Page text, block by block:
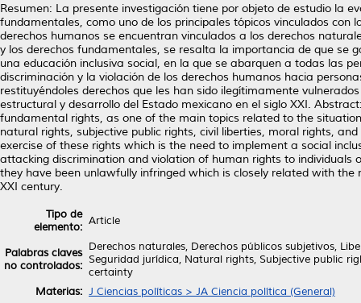
Resumen: La presente investigación tiene por objeto de estudio la
fundamentales, como uno de los principales tópicos vinculados
derechos humanos se encuentran vinculados a los derechos
y los derechos fundamentales, se resalta la importancia de que se
una educación inclusiva social, en la que se abarquen a todas las
discriminación y la violación de los derechos humanos hacia
restituyéndoles derechos que les han sido ilegítimamente
estructural y desarrollo del Estado mexicano en el siglo XXI.
fundamental rights, as one of the main topics related to the
natural rights, subjective public rights, civil liberties, moral rights,
exercise of these rights which is the need to implement a social
attacking discrimination and violation of human rights to
they have been unlawfully infringed which is closely related with
XXI century.
Tipo de
elemento: Article
Palabras claves
no controlados:
Derechos naturales, Derechos públicos subjetivos,
Seguridad jurídica, Natural rights, Subjective public
certainty
Materias: J Ciencias políticas > JA Ciencia política (General)